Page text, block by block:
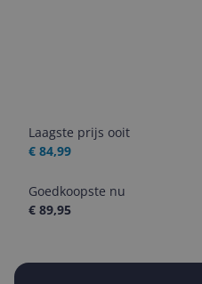
Laagste prijs ooit
€ 84,99
Goedkoopste nu
€ 89,95